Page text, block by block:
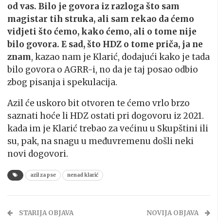
od vas. Bilo je govora iz razloga što sam
magistar tih struka, ali sam rekao da ćemo
vidjeti što ćemo, kako ćemo, ali o tome nije
bilo govora. E sad, što HDZ o tome priča, ja ne
znam, kazao nam je Klarić, dodajući kako je tada
bilo govora o AGRR-i, no da je taj posao odbio
zbog pisanja i spekulacija.
Azil će uskoro bit otvoren te ćemo vrlo brzo
saznati hoće li HDZ ostati pri dogovoru iz 2021.
kada im je Klarić trebao za većinu u Skupštini ili
su, pak, na snagu u međuvremenu došli neki
novi dogovori.
azil za pse nenad klarić
STARIJA OBJAVA NOVIJA OBJAVA